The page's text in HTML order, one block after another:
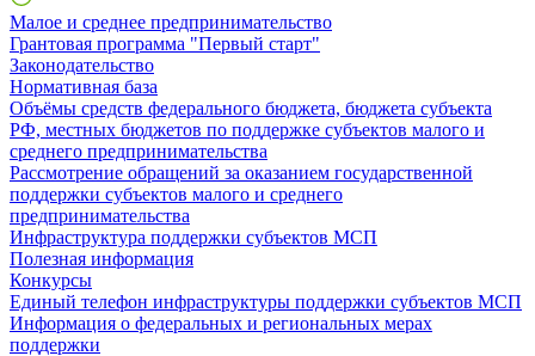
Малое и среднее предпринимательство
Грантовая программа "Первый старт"
Законодательство
Нормативная база
Объёмы средств федерального бюджета, бюджета субъекта
РФ, местных бюджетов по поддержке субъектов малого и
среднего предпринимательства
Рассмотрение обращений за оказанием государственной
поддержки субъектов малого и среднего
предпринимательства
Инфраструктура поддержки субъектов МСП
Полезная информация
Конкурсы
Единый телефон инфраструктуры поддержки субъектов МСП
Информация о федеральных и региональных мерах
поддержки